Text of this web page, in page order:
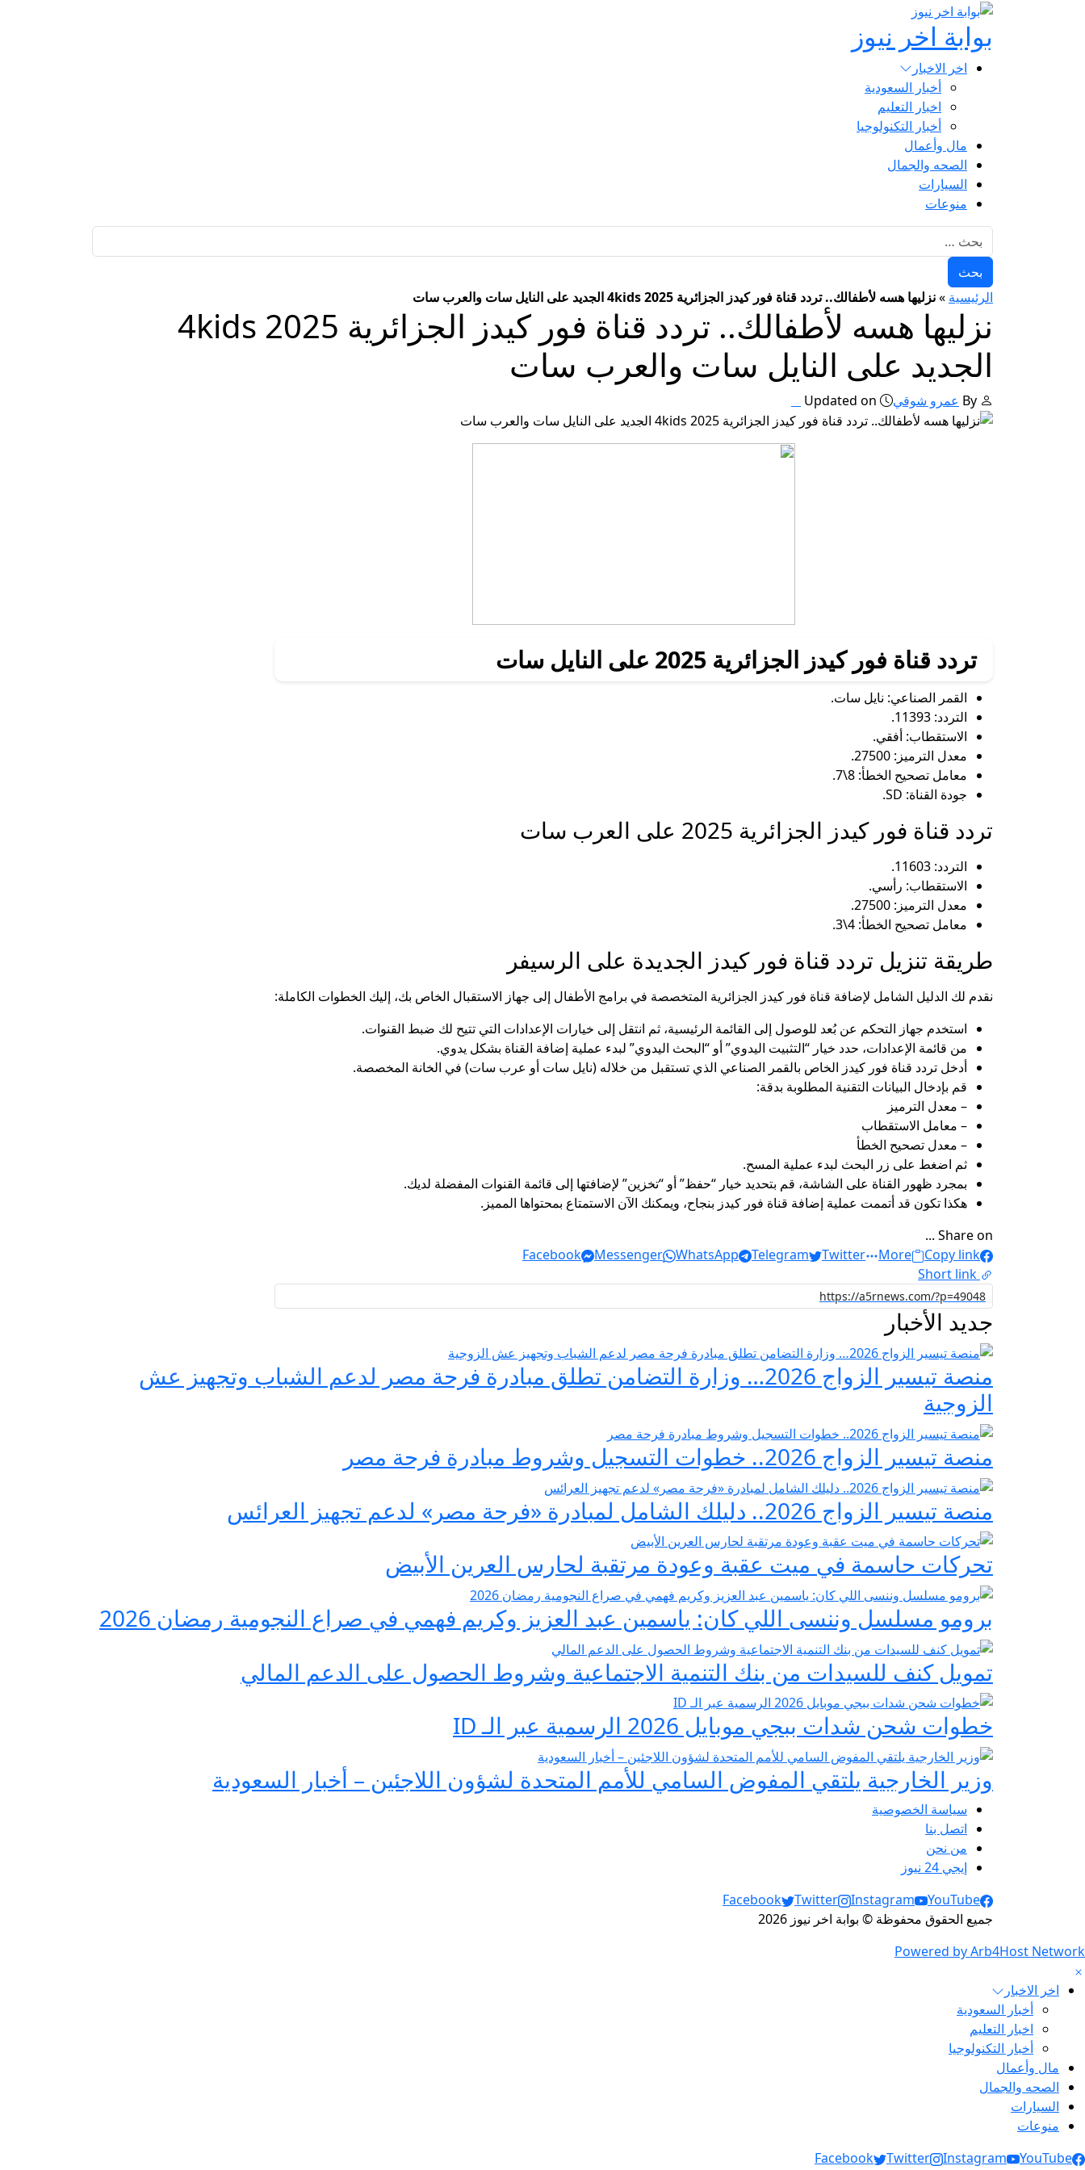
بوابة اخر نيوز
اخر الاخبار
أخبار السعودية
اخبار التعليم
أخبار التكنولوجيا
مال وأعمال
الصحه والجمال
السيارات
منوعات
الرئيسية »نزليها هسه لأطفالك.. تردد قناة فور كيدز الجزائرية 2025 4kids الجديد على النايل سات والعرب سات
نزليها هسه لأطفالك.. تردد قناة فور كيدز الجزائرية 2025 4kids
الجديد على النايل سات والعرب سات
By عمرو شوقي Updated on
تردد قناة فور كيدز الجزائرية 2025 على النايل سات
القمر الصناعي: نايل سات.
التردد: 11393.
الاستقطاب: أفقي.
معدل الترميز: 27500.
معامل تصحيح الخطأ: 8\7.
جودة القناة: SD.
تردد قناة فور كيدز الجزائرية 2025 على العرب سات
التردد: 11603.
الاستقطاب: رأسي.
معدل الترميز: 27500.
معامل تصحيح الخطأ: 4\3.
طريقة تنزيل تردد قناة فور كيدز الجديدة على الرسيفر
نقدم لك الدليل الشامل لإضافة قناة فور كيدز الجزائرية المتخصصة في برامج الأطفال إلى جهاز الاستقبال الخاص بك، إليك الخطوات الكاملة:
استخدم جهاز التحكم عن بُعد للوصول إلى القائمة الرئيسية، ثم انتقل إلى خيارات الإعدادات التي تتيح لك ضبط القنوات.
من قائمة الإعدادات، حدد خيار “التثبيت اليدوي” أو “البحث اليدوي” لبدء عملية إضافة القناة بشكل يدوي.
أدخل تردد قناة فور كيدز الخاص بالقمر الصناعي الذي تستقبل من خلاله (نايل سات أو عرب سات) في الخانة المخصصة.
قم بإدخال البيانات التقنية المطلوبة بدقة:
– معدل الترميز
– معامل الاستقطاب
– معدل تصحيح الخطأ
ثم اضغط على زر البحث لبدء عملية المسح.
بمجرد ظهور القناة على الشاشة، قم بتحديد خيار “حفظ” أو “تخزين” لإضافتها إلى قائمة القنوات المفضلة لديك.
هكذا تكون قد أتممت عملية إضافة قناة فور كيدز بنجاح، ويمكنك الآن الاستمتاع بمحتواها المميز.
Share on ...
Facebook
Messenger WhatsApp Telegram Twitter More
Copy link
Short link
جديد الأخبار
منصة تيسير الزواج 2026… وزارة التضامن تطلق مبادرة فرحة مصر لدعم الشباب وتجهيز عش
الزوجية
منصة تيسير الزواج 2026.. خطوات التسجيل وشروط مبادرة فرحة مصر
منصة تيسير الزواج 2026.. دليلك الشامل لمبادرة «فرحة مصر» لدعم تجهيز العرائس
تحركات حاسمة في ميت عقبة وعودة مرتقبة لحارس العرين الأبيض
برومو مسلسل وننسى اللي كان: ياسمين عبد العزيز وكريم فهمي في صراع النجومية رمضان 2026
تمويل كنف للسيدات من بنك التنمية الاجتماعية وشروط الحصول على الدعم المالي
خطوات شحن شدات ببجي موبايل 2026 الرسمية عبر الـ ID
وزير الخارجية يلتقي المفوض السامي للأمم المتحدة لشؤون اللاجئين – أخبار السعودية
سياسة الخصوصية
اتصل بنا
من نحن
إيجي 24 نيوز
Social Links
Facebook Twitter Instagram
YouTube
جميع الحقوق محفوظة © بوابة اخر نيوز 2026
Powered by Arb4Host Network
اخر الاخبار
أخبار السعودية
اخبار التعليم
أخبار التكنولوجيا
مال وأعمال
الصحه والجمال
السيارات
منوعات
Social Links
Facebook Twitter Instagram YouTube